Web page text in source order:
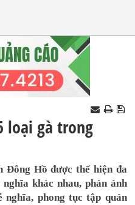
loại gà trong
Đông Hồ được thể hiện đa
khác nhau, phản ánh
nghĩa, phong tục tập quán